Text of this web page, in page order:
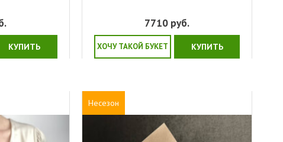
КУПИТЬ
7710руб.
ХОЧУ ТАКОЙ БУКЕТ КУПИТЬ
Несезон